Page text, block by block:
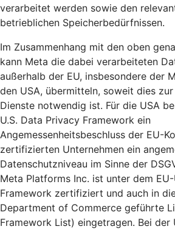
verarbeitet werden sowie den
betrieblichen Speicherbedürfnissen.
Im Zusammenhang mit den oben
kann Meta die dabei verarbeiteten
außerhalb der EU, insbesondere der
den USA, übermitteln, soweit dies
Dienste notwendig ist. Für die USA
U.S. Data Privacy Framework ein
Angemessenheitsbeschluss der EU-
zertifizierten Unternehmen ein
Datenschutzniveau im Sinne der
Meta Platforms Inc. ist unter dem
Framework zertifiziert und auch in
Department of Commerce geführte
Framework List) eingetragen. Bei